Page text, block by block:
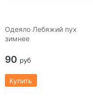
Одеяло Лебяжий пух
зимнее
90 руб
Купить